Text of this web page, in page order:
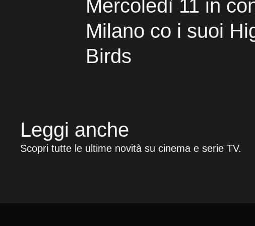
Mercoledì 11 in
Milano co i suoi
Birds
Leggi anche
Scopri tutte le ultime novità su cinema e serie TV.